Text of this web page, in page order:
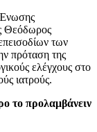
Θεόδωρος
των
πρόταση της
ελέγχους στο
ιατρούς.
το προλαμβάνειν